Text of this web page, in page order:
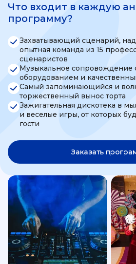
Что входит в каждую
программу?
Захватывающий сценарий,
опытная команда из 15
сценаристов
Музыкальное сопровождение
оборудованием и
Самый запоминающийся и
торжественный вынос торта
Зажигательная дискотека в
и веселые игры, от которых
гости
Заказать